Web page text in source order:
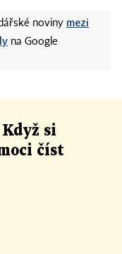
noviny mezi
na Google
si
číst